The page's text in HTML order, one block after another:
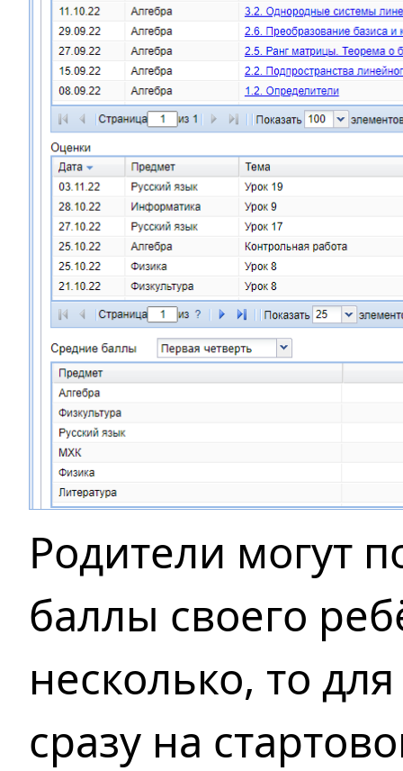
Родители могут
баллы своего
несколько, то
сразу на